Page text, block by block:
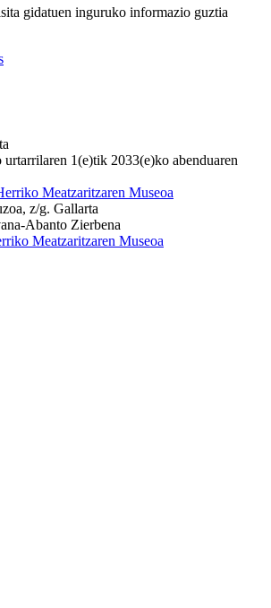
gidatuen inguruko informazio guztia
urtarrilaren 1(e)tik 2033(e)ko abenduaren
Meatzaritzaren Museoa
z/g. Gallarta
Abanto Zierbena
Meatzaritzaren Museoa